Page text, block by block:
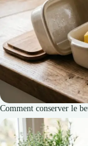
Comment conserver le